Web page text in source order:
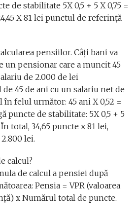
de stabilitate 5X 0,5 + 5 X 0,75 =
X 81 lei punctul de referință
pensiilor. Câți bani va
pensionar care a muncit 45
de 2.000 de lei
45 de ani cu un salariu net de
în felul următor: 45 ani X 0,52 =
puncte de stabilitate: 5X 0,5 + 5
În total, 34,65 puncte x 81 lei,
lei.
calcul?
de calcul a pensiei după
Pensia = VPR (valoarea
x Numărul total de puncte.